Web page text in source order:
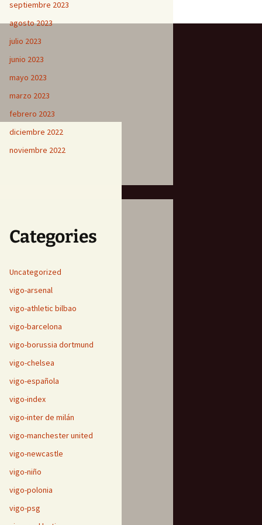
septiembre 2023
agosto 2023
julio 2023
junio 2023
mayo 2023
marzo 2023
febrero 2023
diciembre 2022
noviembre 2022
Categories
Uncategorized
vigo-arsenal
vigo-athletic bilbao
vigo-barcelona
vigo-borussia dortmund
vigo-chelsea
vigo-española
vigo-index
vigo-inter de milán
vigo-manchester united
vigo-newcastle
vigo-niño
vigo-polonia
vigo-psg